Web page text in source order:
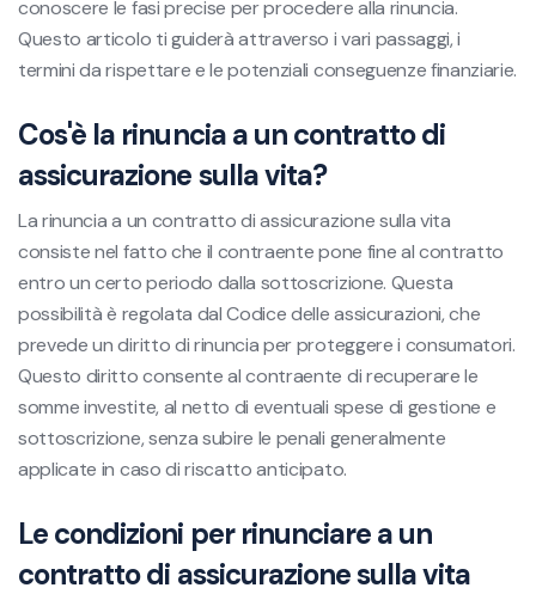
conoscere le fasi precise per procedere alla rinuncia.
Questo articolo ti guiderà attraverso i vari passaggi, i
termini da rispettare e le potenziali conseguenze finanziarie.
Cos'è la rinuncia a un contratto di
assicurazione sulla vita?
La rinuncia a un contratto di assicurazione sulla vita
consiste nel fatto che il contraente pone fine al contratto
entro un certo periodo dalla sottoscrizione. Questa
possibilità è regolata dal Codice delle assicurazioni, che
prevede un diritto di rinuncia per proteggere i consumatori.
Questo diritto consente al contraente di recuperare le
somme investite, al netto di eventuali spese di gestione e
sottoscrizione, senza subire le penali generalmente
applicate in caso di riscatto anticipato.
Le condizioni per rinunciare a un
contratto di assicurazione sulla vita